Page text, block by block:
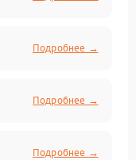
Подробнее →
Подробнее →
Подробнее →